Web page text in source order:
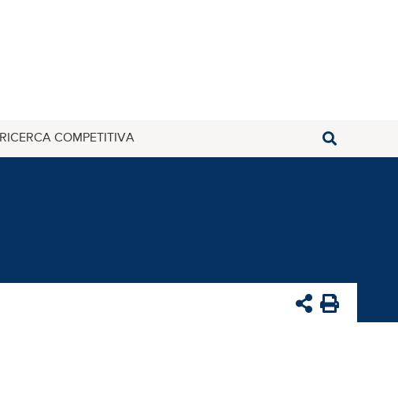
RICERCA COMPETITIVA